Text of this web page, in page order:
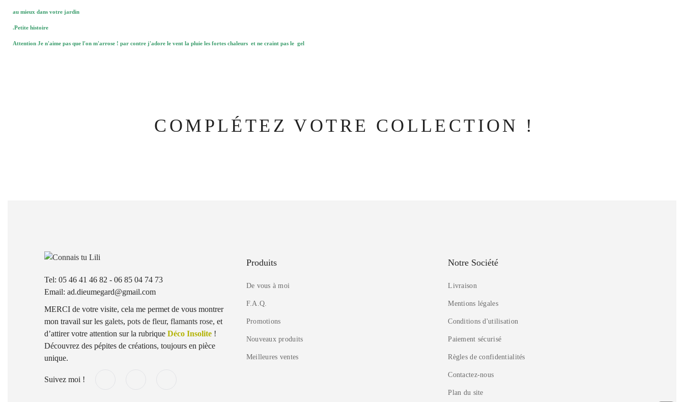
au mieux dans votre jardin
.Petite histoire
Attention Je n'aime pas que l'on m'arrose ! par contre j'adore le vent la pluie les fortes chaleurs et ne craint pas le gel
COMPLÉTEZ VOTRE COLLECTION !
Tel: 05 46 41 46 82 - 06 85 04 74 73
Email: ad.dieumegard@gmail.com
MERCI de votre visite, cela me permet de vous montrer
mon travail sur les galets, pots de fleur, flamants rose, et
d’attirer votre attention sur la rubrique Déco Insolite !
Découvrez des pépites de créations, toujours en pièce
unique.
Suivez moi !
Produits
De vous à moi
F.A.Q.
Promotions
Nouveaux produits
Meilleures ventes
Notre Société
Livraison
Mentions légales
Conditions d'utilisation
Paiement sécurisé
Règles de confidentialités
Contactez-nous
Plan du site